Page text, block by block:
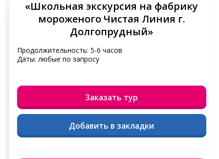
«Школьная экскурсия на фабрику
мороженого Чистая Линия г.
Долгопрудный»
Продолжительность: 5-6 часов
Даты: любые по запросу
Заказать тур
Добавить в закладки